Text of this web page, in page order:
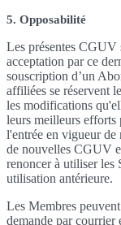
5. Opposabilité
Les présentes CGUV
acceptation par ce
souscription d’un
affiliées se réservent
les modifications
leurs meilleurs efforts
l'entrée en vigueur
de nouvelles CGUV
renoncer à utiliser les
utilisation antérieure.
Les Membres
demande par courrier